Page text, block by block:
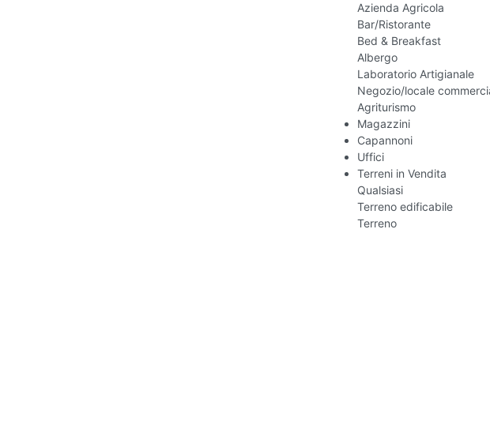
Azienda Agricola
Bar/Ristorante
Bed & Breakfast
Albergo
Laboratorio Artigianale
Negozio/locale
Agriturismo
Magazzini
Capannoni
Uffici
Terreni in Vendita
Qualsiasi
Terreno edificabile
Terreno